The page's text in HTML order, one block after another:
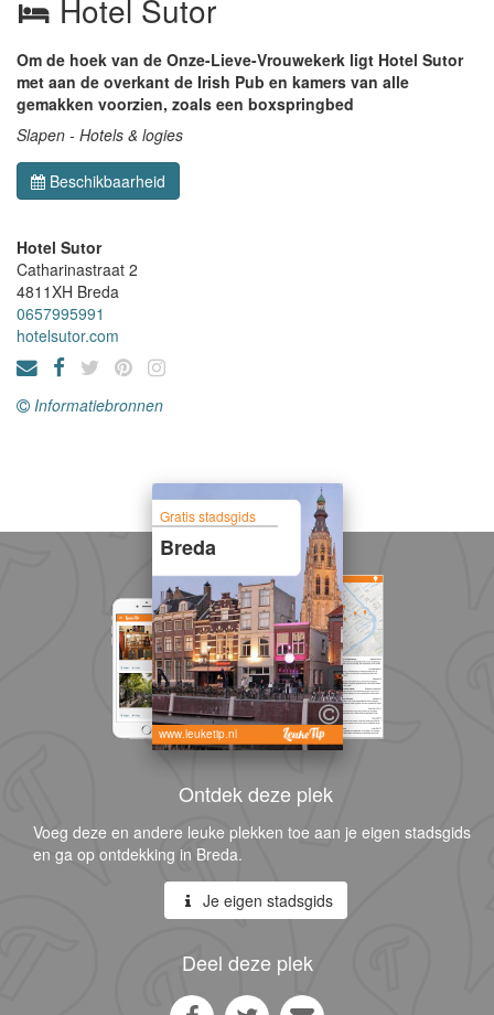
Hotel Sutor
Om de hoek van de Onze-Lieve-Vrouwekerk ligt Hotel Sutor
met aan de overkant de Irish Pub en kamers van alle
gemakken voorzien, zoals een boxspringbed
Slapen - Hotels & logies
Beschikbaarheid
Hotel Sutor
Catharinastraat 2
4811XH Breda
0657995991
hotelsutor.com
Informatiebronnen
Gratis stadsgids
Breda
www.leuketip.nl
Ontdek deze plek
Voeg deze en andere leuke plekken toe aan je eigen stadsgids
en ga op ontdekking in Breda.
Je eigen stadsgids
Deel deze plek